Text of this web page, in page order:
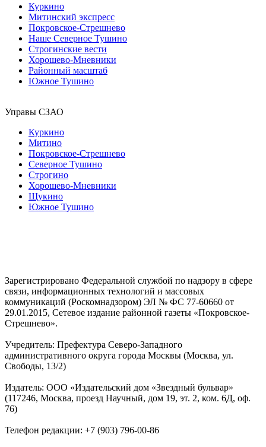
Куркино
Митинский экспресс
Покровское-Стрешнево
Наше Северное Тушино
Строгинские вести
Хорошево-Мневники
Районный масштаб
Южное Тушино
Управы СЗАО
Куркино
Митино
Покровское-Стрешнево
Северное Тушино
Строгино
Хорошево-Мневники
Щукино
Южное Тушино
Зарегистрировано Федеральной службой по надзору в сфере
связи, информационных технологий и массовых
коммуникаций (Роскомнадзором) ЭЛ № ФС 77-60660 от
29.01.2015, Сетевое издание районной газеты «Покровское-
Стрешнево».
Учредитель: Префектура Северо-Западного
административного округа города Москвы (Москва, ул.
Свободы, 13/2)
Издатель: ООО «Издательский дом «Звездный бульвар»
(117246, Москва, проезд Научный, дом 19, эт. 2, ком. 6Д, оф.
76)
Телефон редакции: +7 (903) 796-00-86